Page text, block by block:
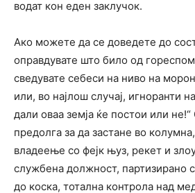
‬водат ‬кон ‬еден ‬заклучок.
Ако ‬можете ‬да ‬се ‬доведете ‬до
‬оправдувате што ‬било од
‬сведувате ‬себе‬си ‬на ниво на
или, во најлош случај, ‬игноранти
дали оваа земја ќе постои или не!“
предолга за да застане во
владеење со фејк њуз, рекет и
службена должност, партизирано
до коска, тотална контрола над